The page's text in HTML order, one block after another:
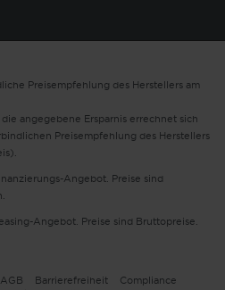
Preisempfehlung des Herstellers am
angegebene Ersparnis errechnet sich
Preisempfehlung des Herstellers
Angebot. Preise sind
Angebot. Preise sind Bruttopreise.
AGB Barrierefreiheit
Compliance